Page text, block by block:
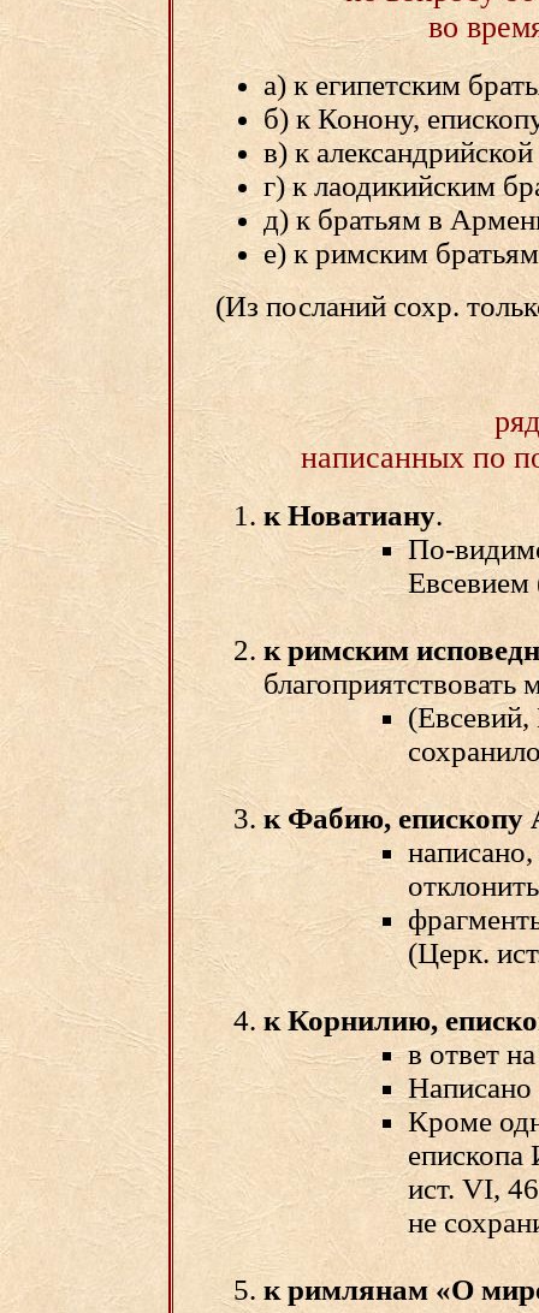
во
а) к египетским
б) к Конону,
в) к александрийской
г) к лаодикийским
д) к братьям в
е) к римским
(Из посланий сохр.
написанных по
к Новатиану.
По-
к римским
к Фабию, епископу
(Церк.
к Корнилию,
в ответ
Написано
Кроме
епископа
ист. VI,
не
к римлянам «О